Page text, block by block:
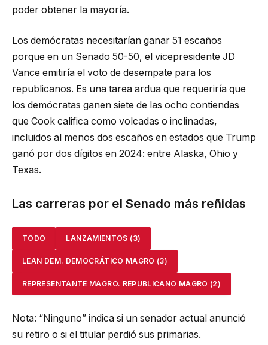
poder obtener la mayoría.
Los demócratas necesitarían ganar 51 escaños
porque en un Senado 50-50, el vicepresidente JD
Vance emitiría el voto de desempate para los
republicanos. Es una tarea ardua que requeriría que
los demócratas ganen siete de las ocho contiendas
que Cook califica como volcadas o inclinadas,
incluidos al menos dos escaños en estados que Trump
ganó por dos dígitos en 2024: entre Alaska, Ohio y
Texas.
Las carreras por el Senado más reñidas
TODO LANZAMIENTOS (3)
LEAN DEM. DEMOCRÁTICO MAGRO (3)
REPRESENTANTE MAGRO. REPUBLICANO MAGRO (2)
Nota: “Ninguno” indica si un senador actual anunció
su retiro o si el titular perdió sus primarias.